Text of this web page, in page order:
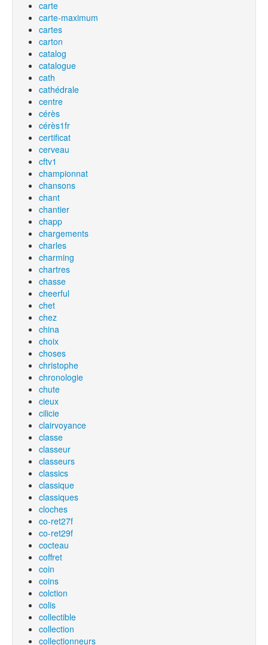
carte
carte-maximum
cartes
carton
catalog
catalogue
cath
cathédrale
centre
cérès
cérès1fr
certificat
cerveau
cftv1
championnat
chansons
chant
chantier
chapp
chargements
charles
charming
chartres
chasse
cheerful
chet
chez
china
choix
choses
christophe
chronologie
chute
cieux
cilicie
clairvoyance
classe
classeur
classeurs
classics
classique
classiques
cloches
co-ret27f
co-ret29f
cocteau
coffret
coin
coins
colction
colis
collectible
collection
collectionneurs